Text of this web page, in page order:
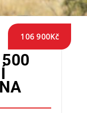
106 900Kč